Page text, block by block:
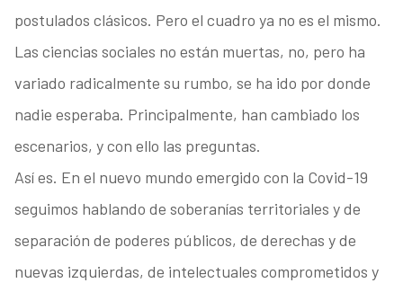
postulados clásicos. Pero el cuadro ya no es el mismo.
Las ciencias sociales no están muertas, no, pero ha
variado radicalmente su rumbo, se ha ido por donde
nadie esperaba. Principalmente, han cambiado los
escenarios, y con ello las preguntas.
Así es. En el nuevo mundo emergido con la Covid-19
seguimos hablando de soberanías territoriales y de
separación de poderes públicos, de derechas y de
nuevas izquierdas, de intelectuales comprometidos y